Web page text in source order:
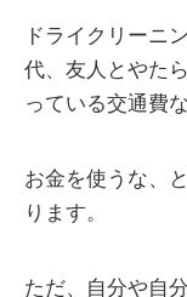
ドライクリーニ
代、友人とやた
っている交通費な
お金を使うな、
ります。
ただ、自分や自